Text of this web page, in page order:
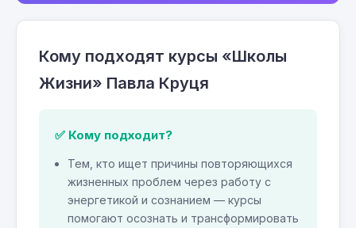
Кому подходят курсы «Школы
Жизни» Павла Круця
✅ Кому подходит?
Тем, кто ищет причины повторяющихся
жизненных проблем через работу с
энергетикой и сознанием — курсы
помогают осознать и трансформировать